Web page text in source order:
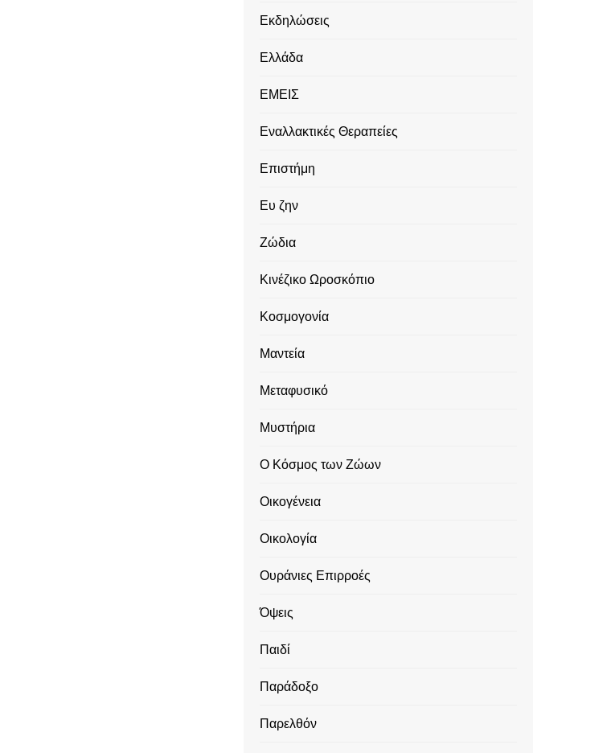
Εκδηλώσεις
Ελλάδα
ΕΜΕΙΣ
Εναλλακτικές Θεραπείες
Επιστήμη
Ευ ζην
Ζώδια
Κινέζικο Ωροσκόπιο
Κοσμογονία
Μαντεία
Μεταφυσικό
Μυστήρια
Ο Κόσμος των Ζώων
Οικογένεια
Οικολογία
Ουράνιες Επιρροές
Όψεις
Παιδί
Παράδοξο
Παρελθόν